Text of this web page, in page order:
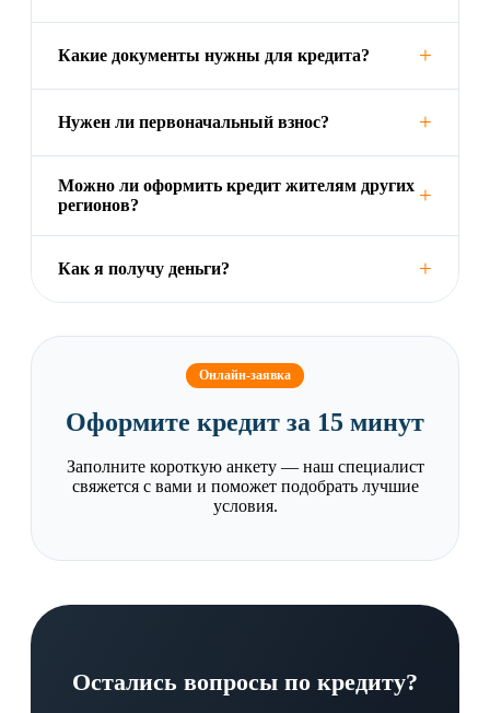
Какие документы нужны для кредита? +
Нужен ли первоначальный взнос? +
Можно ли оформить кредит жителям других
регионов?
+
Как я получу деньги? +
Онлайн-заявка
Оформите кредит за 15 минут
Заполните короткую анкету — наш специалист
свяжется с вами и поможет подобрать лучшие
условия.
Остались вопросы по кредиту?